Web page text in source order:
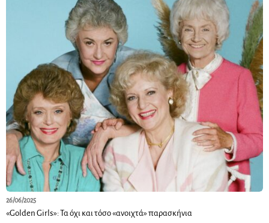
26/06/2025
«Golden Girls»: Τα όχι και τόσο «ανοιχτά» παρασκήνια